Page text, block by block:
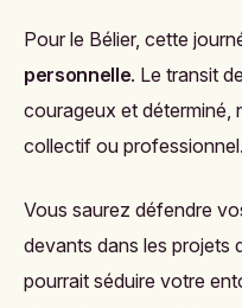
Pour le Bélier, cette
personnelle. Le transit
courageux et déterminé,
collectif ou professionnel.
Vous saurez défendre
devants dans les
pourrait séduire votre